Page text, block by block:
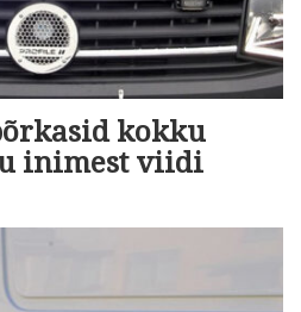
kokku
inimest viidi